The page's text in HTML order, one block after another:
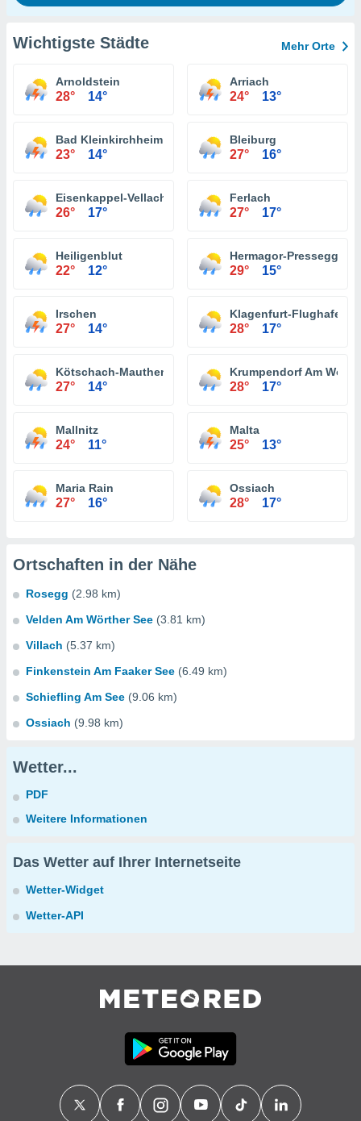
Wichtigste Städte Mehr Orte
Arnoldstein
28° 14°
Arriach
24° 13°
Bad Kleinkirchheim
23° 14°
Bleiburg
27° 16°
Eisenkappel-Vellach
26° 17°
Ferlach
27° 17°
Heiligenblut
22° 12°
Hermagor-Pressegger
29° 15°
Irschen
27° 14°
Klagenfurt-Flughafen
28° 17°
Kötschach-Mauthen
27° 14°
Krumpendorf Am
28° 17°
Mallnitz
24° 11°
Malta
25° 13°
Maria Rain
27° 16°
Ossiach
28° 17°
Ortschaften in der Nähe
Rosegg (2.98 km)
Velden Am Wörther See (3.81 km)
Villach (5.37 km)
Finkenstein Am Faaker See (6.49 km)
Schiefling Am See (9.06 km)
Ossiach (9.98 km)
Wetter...
PDF
Weitere Informationen
Das Wetter auf Ihrer Internetseite
Wetter-Widget
Wetter-API